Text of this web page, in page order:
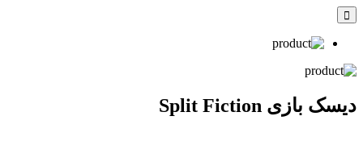
دیسک بازی Split Fiction